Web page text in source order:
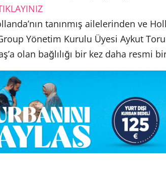
tanınmış ailelerinden ve
Yönetim Kurulu Üyesi Aykut
olan bağlılığı bir kez daha resmi